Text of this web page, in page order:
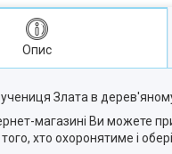
Опис
Злата в
магазині Ви можете
хто охоронятиме і